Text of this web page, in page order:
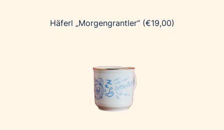
Häferl „Morgengrantler“ (€19,00)